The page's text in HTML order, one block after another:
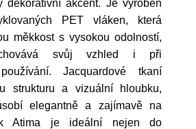
dekorativní akcent. Je vyroben
PET vláken, která
měkkost s vysokou odolností,
svůj vzhled i při
Jacquardové tkaní
strukturu a vizuální hloubku,
elegantně a zajímavě na
Atima je ideální nejen do